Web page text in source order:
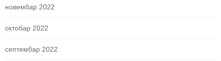
новембар 2022
октобар 2022
септембар 2022